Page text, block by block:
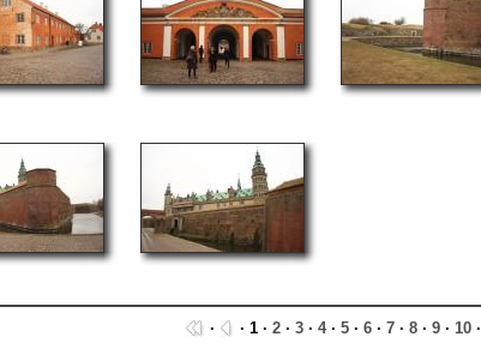
· · 1 · 2 · 3 · 4· 5 · 6 · 7 · 8 · 9 · 10 ·